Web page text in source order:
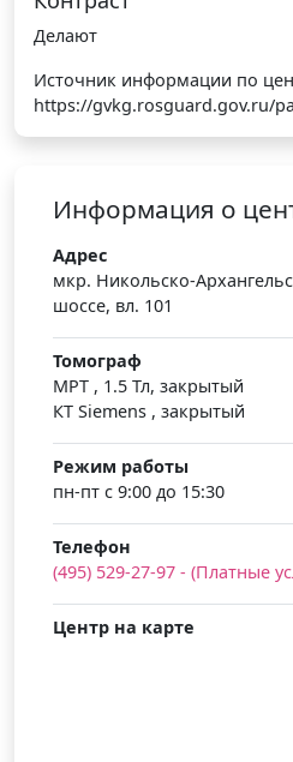
Делают
Источник информации по
https://gvkg.rosguard.gov.ru/
Информация о
Адрес
мкр. Никольско-
шоссе, вл. 101
Томограф
МРТ , 1.5 Тл, закрытый
КТ Siemens , закрытый
Режим работы
пн-пт с 9:00 до 15:30
Телефон
(495) 529-27-97 - (Платные
Центр на карте